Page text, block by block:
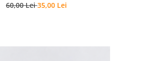
60,00 Lei35,00 Lei